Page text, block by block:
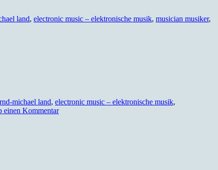
land, electronic music – elektronische musik, musician musiker,
michael land, electronic music – elektronische musik,
einen Kommentar